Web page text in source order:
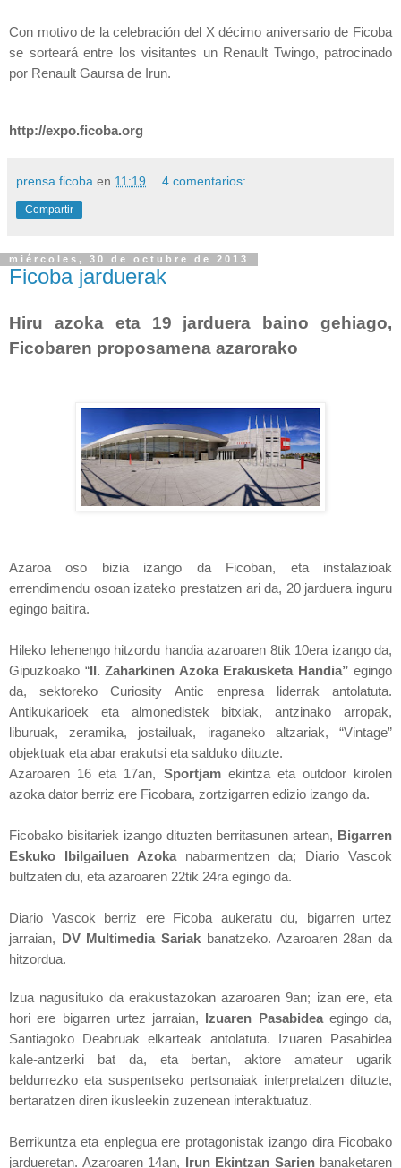
Con motivo de la celebración del X décimo aniversario de Ficoba
se sorteará entre los visitantes un Renault Twingo, patrocinado
por Renault Gaursa de Irun.
http://expo.ficoba.org
prensa ficoba en 11:19 4 comentarios:
Compartir
miércoles, 30 de octubre de 2013
Ficoba jarduerak
Hiru azoka eta 19 jarduera baino gehiago,
Ficobaren proposamena azarorako
Azaroa oso bizia izango da Ficoban, eta instalazioak
errendimendu osoan izateko prestatzen ari da, 20 jarduera inguru
egingo baitira.
Hileko lehenengo hitzordu handia azaroaren 8tik 10era izango da,
Gipuzkoako “II. Zaharkinen Azoka Erakusketa Handia” egingo
da, sektoreko Curiosity Antic enpresa liderrak antolatuta.
Antikukarioek eta almonedistek bitxiak, antzinako arropak,
liburuak, zeramika, jostailuak, iraganeko altzariak, “Vintage”
objektuak eta abar erakutsi eta salduko dituzte.
Azaroaren 16 eta 17an, Sportjamekintza eta outdoor kirolen
azoka dator berriz ere Ficobara, zortzigarren edizio izango da.
Ficobako bisitariek izango dituzten berritasunen artean, Bigarren
Eskuko Ibilgailuen Azoka nabarmentzen da; Diario Vascok
bultzaten du, eta azaroaren 22tik 24ra egingo da.
Diario Vascok berriz ere Ficoba aukeratu du, bigarren urtez
jarraian,
DV Multimedia Sariak banatzeko. Azaroaren 28an da
hitzordua.
Izua nagusituko da erakustazokan azaroaren 9an; izan ere, eta
hori ere bigarren urtez jarraian,
Izuaren Pasabideaegingo da,
Santiagoko Deabruak elkarteak antolatuta. Izuaren Pasabidea
kale-antzerki bat da, eta bertan, aktore amateur ugarik
beldurrezko eta suspentseko pertsonaiak interpretatzen dituzte,
bertaratzen diren ikusleekin zuzenean interaktuatuz.
Berrikuntza eta enplegua ere protagonistak izango dira Ficobako
jardueretan. Azaroaren 14an,
Irun Ekintzan Sarienbanaketaren